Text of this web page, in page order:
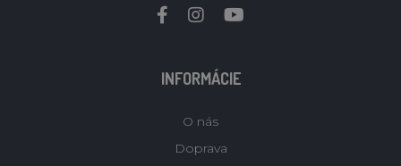
INFORMÁCIE
O nás
Doprava